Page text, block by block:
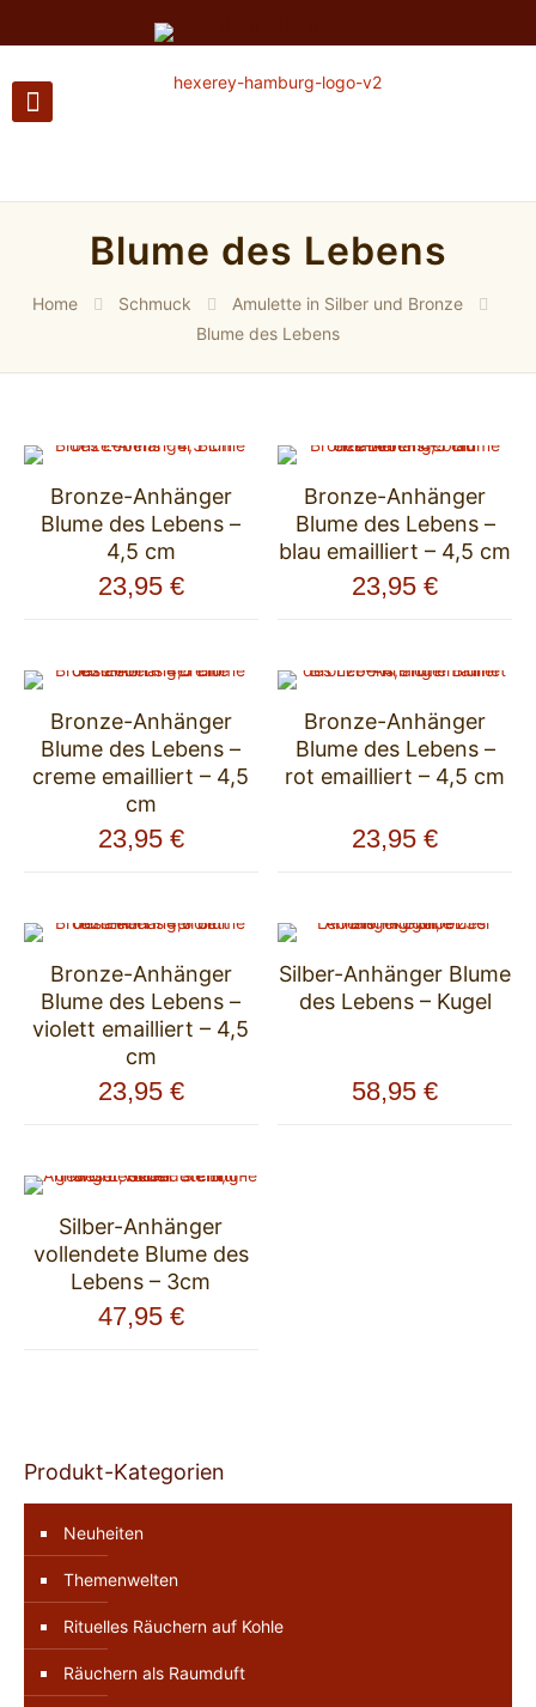
Blume des Lebens
Home Schmuck
Amulette in Silber und Bronze
Blume des Lebens
Bronze-Anhänger
Blume des Lebens –
4,5 cm
23,95 €
Bronze-Anhänger
Blume des Lebens –
blau emailliert – 4,5 cm
23,95€
Bronze-Anhänger
Blume des Lebens –
creme emailliert – 4,5
cm
23,95 €
Bronze-Anhänger
Blume des Lebens –
rot emailliert – 4,5 cm
23,95€
Bronze-Anhänger
Blume des Lebens –
violett emailliert – 4,5
cm
23,95 €
Silber-Anhänger Blume
des Lebens – Kugel
58,95€
Silber-Anhänger
vollendete Blume des
Lebens – 3cm
47,95 €
Produkt-Kategorien
Neuheiten
Themenwelten
Rituelles Räuchern auf Kohle
Räuchern als Raumduft